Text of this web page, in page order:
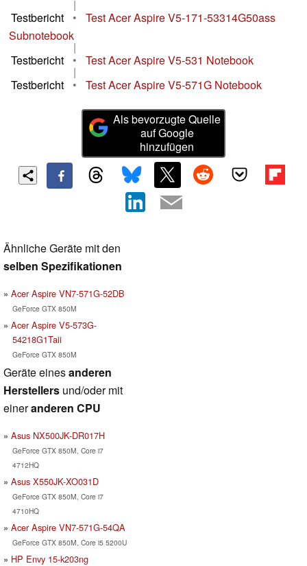
|
Testbericht
•
Test Acer Aspire V5-171-53314G50ass
Subnotebook
|
Testbericht
• Test Acer Aspire V5-531 Notebook
|
Testbericht
• Test Acer Aspire V5-571G Notebook
Als bevorzugte Quelle
auf Google
hinzufügen
Ähnliche Geräte mit den
selben Spezifikationen
Acer Aspire VN7-571G-52DB
GeForce GTX 850M
Acer Aspire V5-573G-
54218G1Taii
GeForce GTX 850M
Geräte einesanderen
Herstellers und/oder mit
eineranderen CPU
Asus NX500JK-DR017H
GeForce GTX 850M, Core i7
4712HQ
Asus X550JK-XO031D
GeForce GTX 850M, Core i7
4710HQ
Acer Aspire VN7-571G-54QA
GeForce GTX 850M, Core i5 5200U
HP Envy 15-k203ng